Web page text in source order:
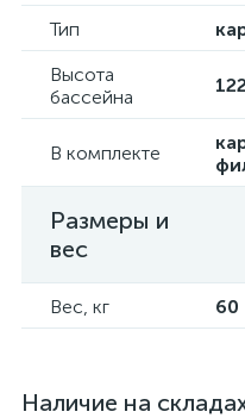
Тип
Высота
бассейна
122
В комплекте
Размеры и
вес
Вес, кг 60
Наличие на